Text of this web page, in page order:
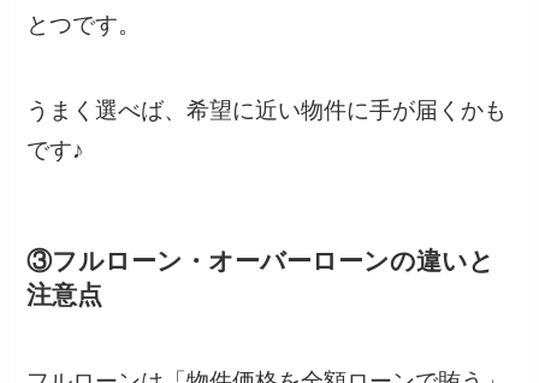
とつです。
うまく選べば、希望に近い物件に手が届くかも
です♪
③フルローン・オーバーローンの違いと
注意点